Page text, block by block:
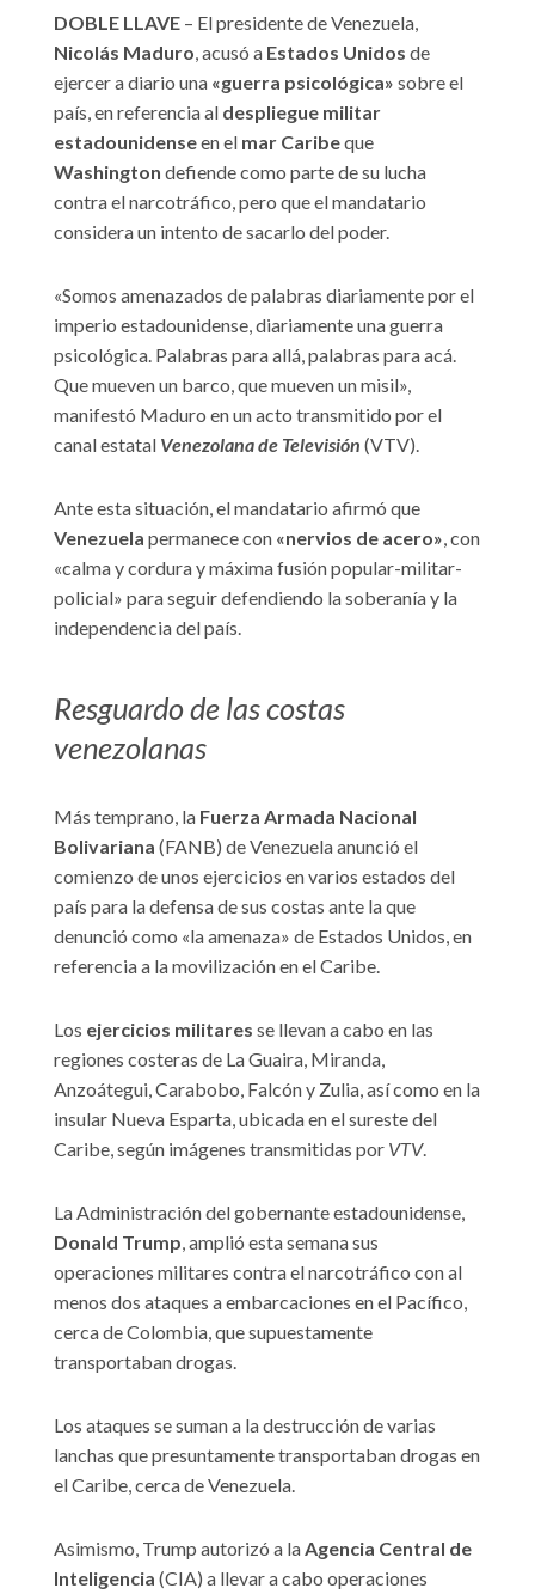
DOBLE LLAVE – El presidente de Venezuela,
Nicolás Maduro, acusó a Estados Unidos de
ejercer a diario una «guerra psicológica» sobre el
país, en referencia al despliegue militar
estadounidenseen el mar Caribeque
Washington defiende como parte de su lucha
contra el narcotráfico, pero que el mandatario
considera un intento de sacarlo del poder.
«Somos amenazados de palabras diariamente por el
imperio estadounidense, diariamente una guerra
psicológica. Palabras para allá, palabras para acá.
Que mueven un barco, que mueven un misil»,
manifestó Maduro en un acto transmitido por el
canal estatal Venezolana de Televisión (VTV).
Ante esta situación, el mandatario afirmó que
Venezuela permanece con «nervios de acero», con
«calma y cordura y máxima fusión popular-militar-
policial» para seguir defendiendo la soberanía y la
independencia del país.
Resguardo de las costas
venezolanas
Más temprano, la Fuerza Armada Nacional
Bolivariana (FANB) de Venezuela anunció el
comienzo de unos ejercicios en varios estados del
país para la defensa de sus costas ante la que
denunció como «la amenaza» de Estados Unidos, en
referencia a la movilización en el Caribe.
Los ejercicios militares se llevan a cabo en las
regiones costeras de La Guaira, Miranda,
Anzoátegui, Carabobo, Falcón y Zulia, así como en la
insular Nueva Esparta, ubicada en el sureste del
Caribe, según imágenes transmitidas por VTV.
La Administración del gobernante estadounidense,
Donald Trump , amplió esta semana sus
operaciones militares contra el narcotráfico con al
menos dos ataques a embarcaciones en el Pacífico,
cerca de Colombia, que supuestamente
transportaban drogas.
Los ataques se suman a la destrucción de varias
lanchas que presuntamente transportaban drogas en
el Caribe, cerca de Venezuela.
Asimismo, Trump autorizó a la Agencia Central de
Inteligencia (CIA) a llevar a cabo operaciones